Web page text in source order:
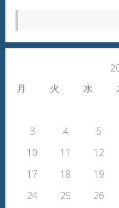
月
火 水
3
4 5
10
11 12
17
18 19
24
25 26